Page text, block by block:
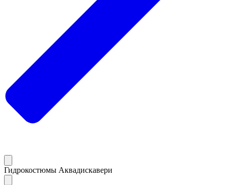
Гидрокостюмы Аквадискавери